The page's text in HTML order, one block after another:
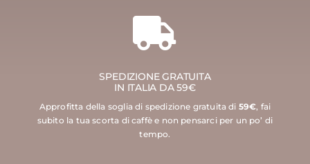
SPEDIZIONE GRATUITA
IN ITALIA DA 59€
Approfitta della soglia di spedizione gratuita di 59€, fai
subito la tua scorta di caffè e non pensarci per un po’ di
tempo.